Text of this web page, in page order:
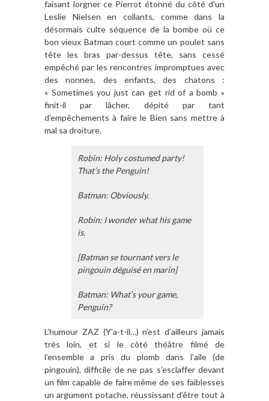
faisant lorgner ce Pierrot étonné du côté d’un
Leslie Nielsen en collants, comme dans la
désormais culte séquence de la bombe où ce
bon vieux Batman court comme un poulet sans
tête les bras par-dessus tête, sans cessé
empêché par les rencontres impromptues avec
des nonnes, des enfants, des chatons :
« Sometimes you just can get rid of a bomb »
finit-il par lâcher, dépité par tant
d’empêchements à faire le Bien sans mettre à
mal sa droiture.
Robin: Holy costumed party!
That’s the Penguin!
Batman: Obviously.
Robin: I wonder what his game
is.
[Batman se tournant vers le
pingouin déguisé en marin]
Batman: What’s your game,
Penguin?
L’humour ZAZ (Y’a-t-il…) n’est d’ailleurs jamais
très loin, et si le côté théâtre filmé de
l’ensemble a pris du plomb dans l’aile (de
pingouin), difficile de ne pas s’esclaffer devant
un film capable de faire même de ses faiblesses
un argument potache, réussissant d’être tout à